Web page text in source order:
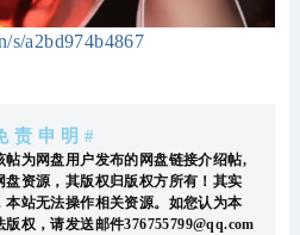
s/a2bd974b4867
责 申 明 #
为网盘用户发布的网盘链接介绍帖,
资源，其版权归版权方所有！其实
本站无法操作相关资源。如您认为本
权，请发送邮件376755799@qq.com